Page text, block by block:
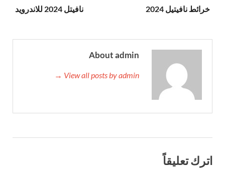
خرائط نافيتيل 2024 نافيتل 2024 للاندرويد
About admin
View all posts by admin →
اترك تعليقاً